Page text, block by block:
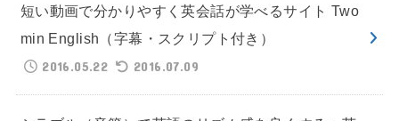
短い動画で分かりやすく英会話が学べるサイト Two
min English（字幕・スクリプト付き）
2016.05.22
2016.07.09